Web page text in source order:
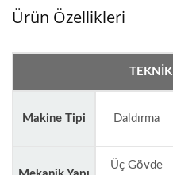
Ürün Özellikleri
Makine Tipi Daldırma
Üç Gövde